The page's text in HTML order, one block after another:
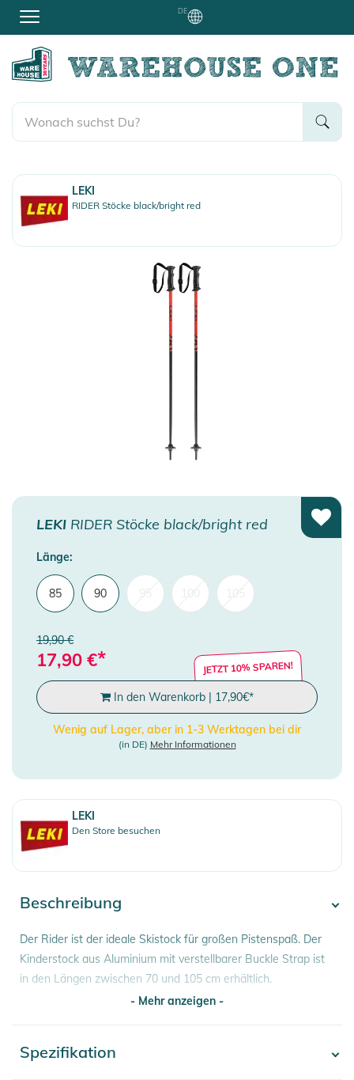
DE
LEKI
RIDER Stöcke black/bright red
LEKI RIDER Stöcke black/bright red
Länge:
85 90
19,90 €
17,90 €* JETZT 10% SPAREN!
In den Warenkorb | 17,90€*
Wenig auf Lager, aber in 1-3 Werktagen bei dir
(in DE) Mehr Informationen
LEKI
Den Store besuchen
Beschreibung
Der Rider ist der ideale Skistock für großen Pistenspaß. Der
Kinderstock aus Aluminium mit verstellbarer Buckle Strap ist
in den Längen zwischen 70 und 105 cm erhältlich.
- Segmente Durchmesser: 14 mm
- Mehr anzeigen -
Spezifikation